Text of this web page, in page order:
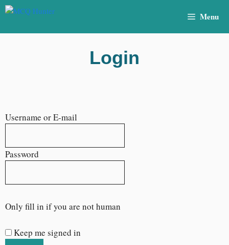
Menu
Login
Username or E-mail
Password
Only fill in if you are not human
Keep me signed in